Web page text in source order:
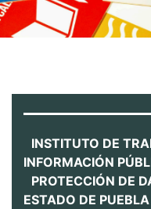
INSTITUTO DE
INFORMACIÓN
PROTECCIÓN DE
ESTADO DE PUEBLA